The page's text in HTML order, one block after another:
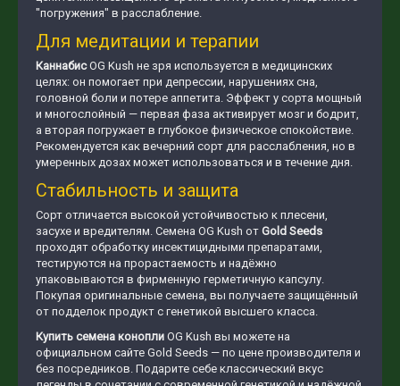
"погружения" в расслабление.
Для медитации и терапии
КаннабисOG Kush не зря используется в медицинских
целях: он помогает при депрессии, нарушениях сна,
головной боли и потере аппетита. Эффект у сорта мощный
и многослойный — первая фаза активирует мозг и бодрит,
а вторая погружает в глубокое физическое спокойствие.
Рекомендуется как вечерний сорт для расслабления, но в
умеренных дозах может использоваться и в течение дня.
Стабильность и защита
Сорт отличается высокой устойчивостью к плесени,
засухе и вредителям. Семена OG Kush от Gold Seeds
проходят обработку инсектицидными препаратами,
тестируются на прорастаемость и надёжно
упаковываются в фирменную герметичную капсулу.
Покупая оригинальные семена, вы получаете защищённый
от подделок продукт с генетикой высшего класса.
Купить семена конопли OG Kush вы можете на
официальном сайте Gold Seeds — по цене производителя и
без посредников. Подарите себе классический вкус